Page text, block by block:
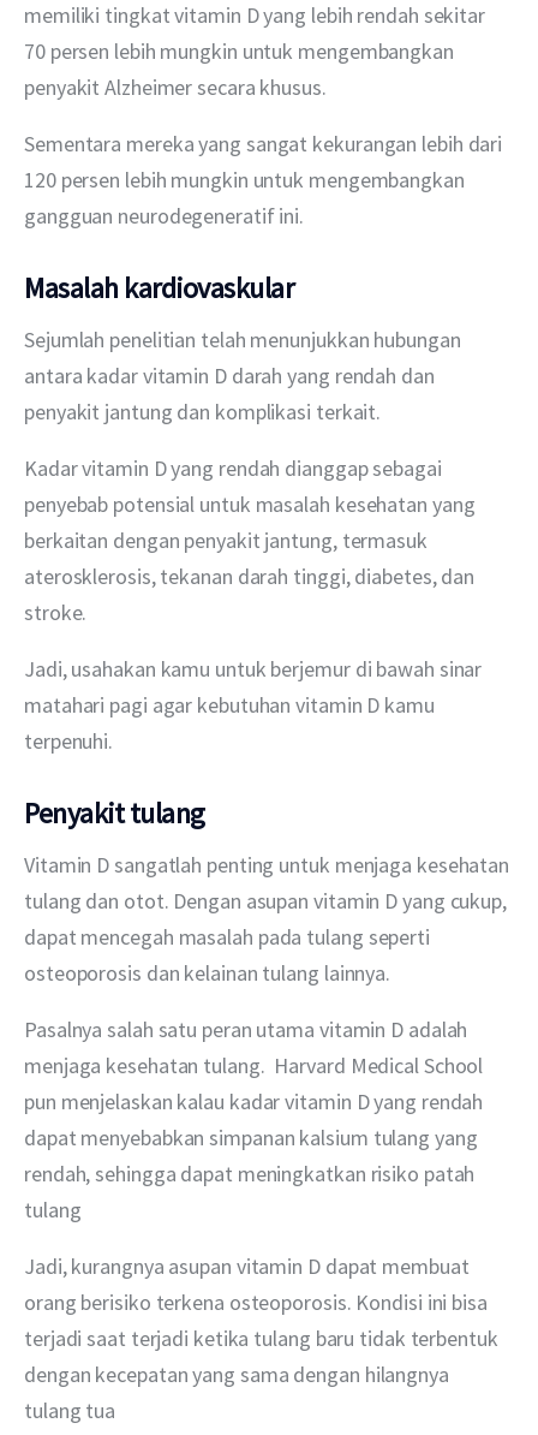
memiliki tingkat vitamin D yang lebih rendah sekitar
70 persen lebih mungkin untuk mengembangkan
penyakit Alzheimer secara khusus.
Sementara mereka yang sangat kekurangan lebih dari
120 persen lebih mungkin untuk mengembangkan
gangguan neurodegeneratif ini.
Masalah kardiovaskular
Sejumlah penelitian telah menunjukkan hubungan
antara kadar vitamin D darah yang rendah dan
penyakit jantung dan komplikasi terkait.
Kadar vitamin D yang rendah dianggap sebagai
penyebab potensial untuk masalah kesehatan yang
berkaitan dengan penyakit jantung, termasuk
aterosklerosis, tekanan darah tinggi, diabetes, dan
stroke.
Jadi, usahakan kamu untuk berjemur di bawah sinar
matahari pagi agar kebutuhan vitamin D kamu
terpenuhi.
Penyakit tulang
Vitamin D sangatlah penting untuk menjaga kesehatan
tulang dan otot. Dengan asupan vitamin D yang cukup,
dapat mencegah masalah pada tulang seperti
osteoporosis dan kelainan tulang lainnya.
Pasalnya salah satu peran utama vitamin D adalah
menjaga kesehatan tulang.  Harvard Medical School
pun menjelaskan kalau kadar vitamin D yang rendah
dapat menyebabkan simpanan kalsium tulang yang
rendah, sehingga dapat meningkatkan risiko patah
tulang
Jadi, kurangnya asupan vitamin D dapat membuat
orang berisiko terkena osteoporosis. Kondisi ini bisa
terjadi saat terjadi ketika tulang baru tidak terbentuk
dengan kecepatan yang sama dengan hilangnya
tulang tua